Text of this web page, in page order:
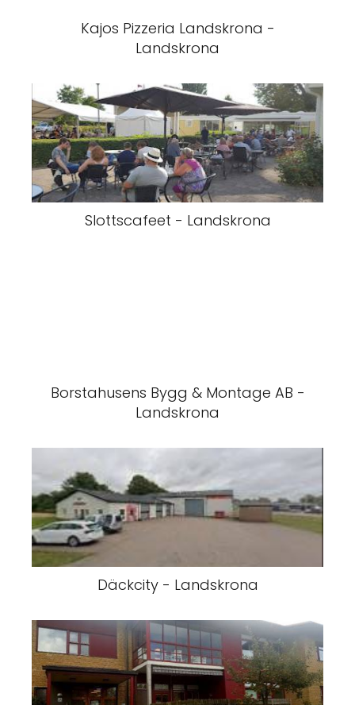
Kajos Pizzeria Landskrona -
Landskrona
Slottscafeet - Landskrona
Borstahusens Bygg & Montage AB -
Landskrona
Däckcity - Landskrona